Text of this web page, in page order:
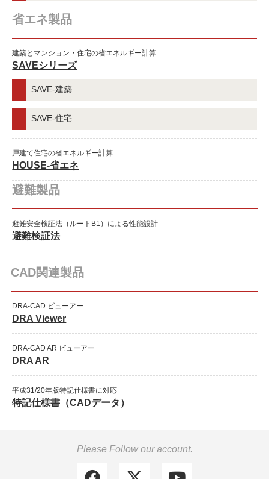
省エネ製品
建築とマンション・住宅の省エネルギー計算
SAVEシリーズ
SAVE-建築
SAVE-住宅
戸建て住宅の省エネルギー計算
HOUSE-省エネ
避難製品
避難安全検証法（ルートB1）による性能設計
避難検証法
CAD関連製品
DRA-CAD ビューアー
DRA Viewer
DRA-CAD AR ビューアー
DRA AR
平成31/20年版特記仕様書に対応
特記仕様書（CADデータ）
Please Follow our account.